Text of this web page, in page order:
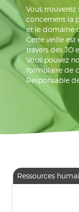
Vous
concernent la
et le domaine
Cette veille
travers des JO
Vous pouvez
formulaire de
Responsable
Ressources